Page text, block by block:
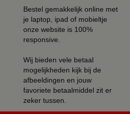
Bestel gemakkelijk online met
je laptop, ipad of mobieltje
onze website is 100%
responsive.
Wij bieden vele betaal
mogelijkheden kijk bij de
afbeeldingen en jouw
favoriete betaalmiddel zit er
zeker tussen.